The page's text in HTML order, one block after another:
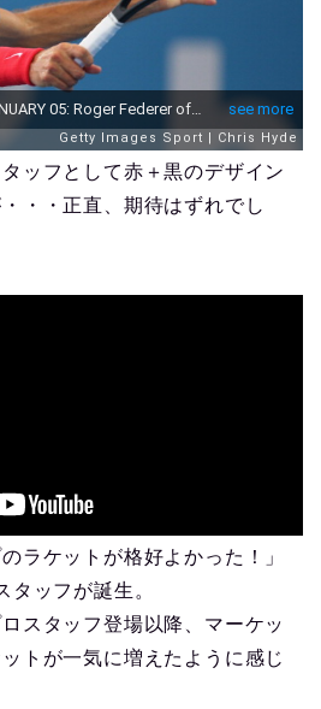
ッフとして赤＋黒のデザイン
・・正直、期待はずれでし
ラケットが格好よかった！」
タッフが誕生。
スタッフ登場以降、マーケッ
トが一気に増えたように感じ